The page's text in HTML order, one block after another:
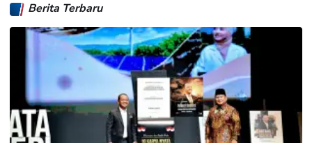
Berita Terbaru